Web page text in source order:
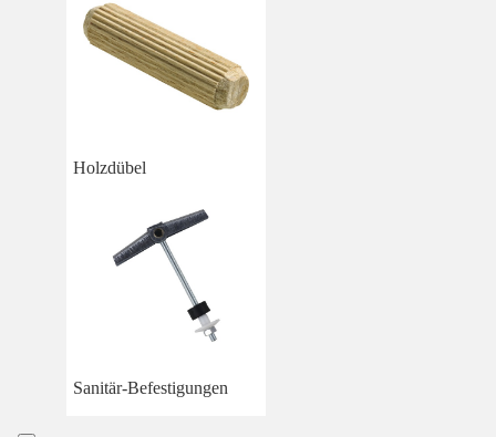
Holzdübel
Sanitär-Befestigungen